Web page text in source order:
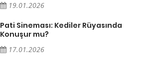
19.01.2026
Pati Sineması: Kediler Rüyasında
Konuşur mu?
17.01.2026